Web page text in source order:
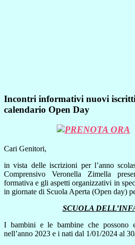
Incontri informativi nuovi iscritti
calendario Open Day
Cari Genitori,
in vista delle iscrizioni per l’anno
Comprensivo Veronella Zimella
formativa e gli aspetti organizzativi in
in giornate di Scuola Aperta (Open day)
SCUOLA
I bambini e le bambine che possono
nell’anno 2023 e i nati dal 1/01/2024 al